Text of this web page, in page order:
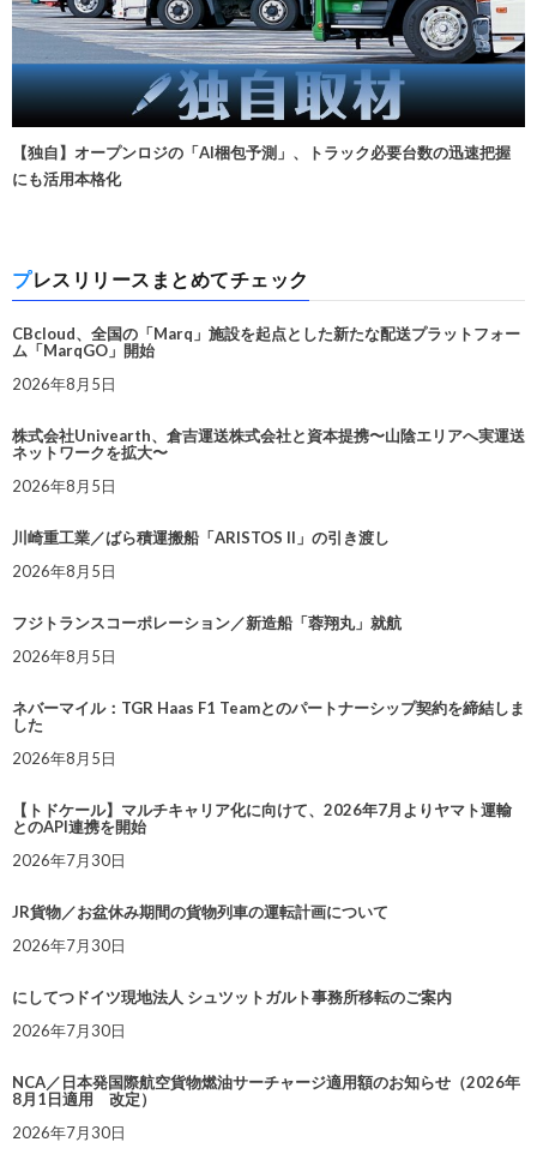
【独自】オープンロジの「AI梱包予測」、トラック必要台数の迅速把握
にも活用本格化
プレスリリースまとめてチェック
CBcloud、全国の「Marq」施設を起点とした新たな配送プラットフォー
ム「MarqGO」開始
2026年8月5日
株式会社Univearth、倉吉運送株式会社と資本提携〜山陰エリアへ実運送
ネットワークを拡大〜
2026年8月5日
川崎重工業／ばら積運搬船「ARISTOS II」の引き渡し
2026年8月5日
フジトランスコーポレーション／新造船「蓉翔丸」就航
2026年8月5日
ネバーマイル：TGR Haas F1 Teamとのパートナーシップ契約を締結しま
した
2026年8月5日
【トドケール】マルチキャリア化に向けて、2026年7月よりヤマト運輸
とのAPI連携を開始
2026年7月30日
JR貨物／お盆休み期間の貨物列車の運転計画について
2026年7月30日
にしてつドイツ現地法人 シュツットガルト事務所移転のご案内
2026年7月30日
NCA／日本発国際航空貨物燃油サーチャージ適用額のお知らせ（2026年
8月1日適用 改定）
2026年7月30日